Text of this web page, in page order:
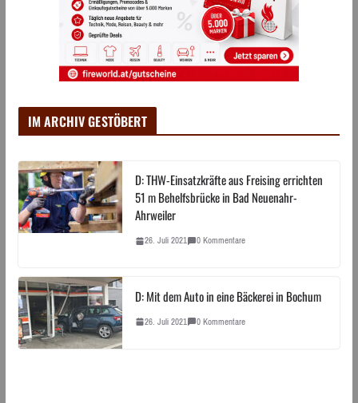
IM ARCHIV GESTÖBERT
D: THW-Einsatzkräfte aus Freising errichten
51 m Behelfsbrücke in Bad Neuenahr-
Ahrweiler
26. Juli 2021 0 Kommentare
D: Mit dem Auto in eine Bäckerei in Bochum
26. Juli 2021 0 Kommentare